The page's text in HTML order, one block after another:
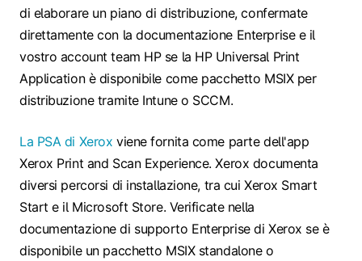
di elaborare un piano di distribuzione, confermate
direttamente con la documentazione Enterprise e il
vostro account team HP se la HP Universal Print
Application è disponibile come pacchetto MSIX per
distribuzione tramite Intune o SCCM.
La PSA di Xerox viene fornita come parte dell'app
Xerox Print and Scan Experience. Xerox documenta
diversi percorsi di installazione, tra cui Xerox Smart
Start e il Microsoft Store. Verificate nella
documentazione di supporto Enterprise di Xerox se è
disponibile un pacchetto MSIX standalone o